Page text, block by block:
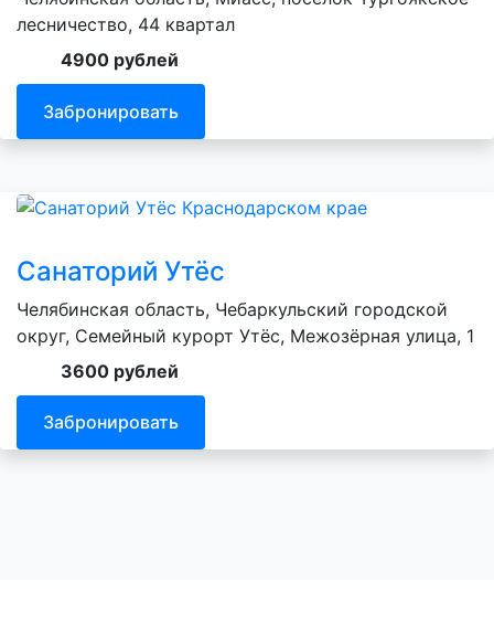
лесничество, 44 квартал
4900 рублей
Забронировать
Санаторий Утёс
Челябинская область, Чебаркульский городской
округ, Семейный курорт Утёс, Межозёрная улица, 1
3600 рублей
Забронировать